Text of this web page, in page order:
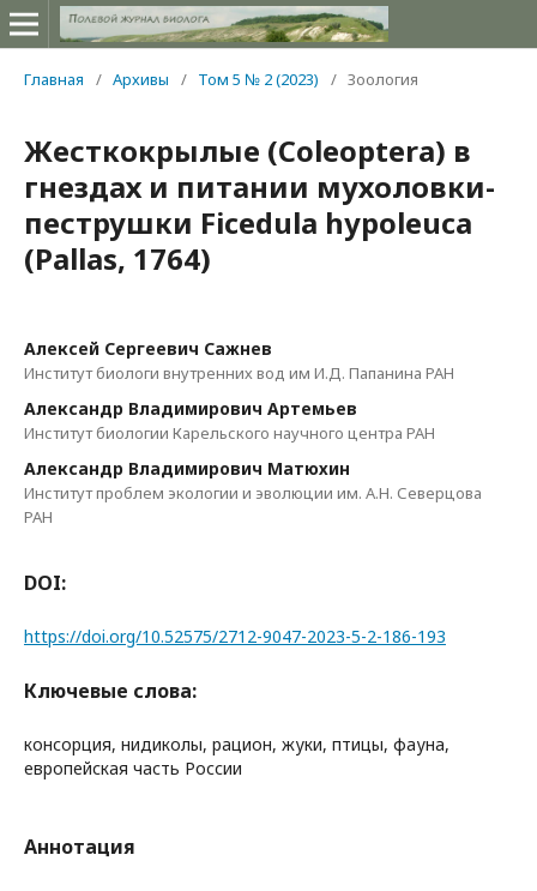
Главная / Архивы / Том 5 № 2 (2023) / Зоология
Жесткокрылые (Coleoptera) в
гнездах и питании мухоловки-
пеструшки Ficedula hypoleuca
(Pallas, 1764)
Алексей Сергеевич Сажнев
Институт биологи внутренних вод им И.Д. Папанина РАН
Александр Владимирович Артемьев
Институт биологии Карельского научного центра РАН
Александр Владимирович Матюхин
Институт проблем экологии и эволюции им. А.Н. Северцова
РАН
DOI:
https://doi.org/10.52575/2712-9047-2023-5-2-186-193
Ключевые слова:
консорция, нидиколы, рацион, жуки, птицы, фауна,
европейская часть России
Аннотация